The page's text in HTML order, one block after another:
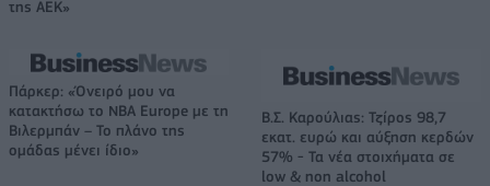
της ΑΕΚ»
Πάρκερ: «Όνειρό μου να
κατακτήσω το ΝΒΑ Europe με τη
Βιλερμπάν – Το πλάνο της
ομάδας μένει ίδιο»
Β.Σ. Καρούλιας: Τζίρος 98,7
εκατ. ευρώ και αύξηση κερδών
57% - Τα νέα στοιχήματα σε
low & non alcohol